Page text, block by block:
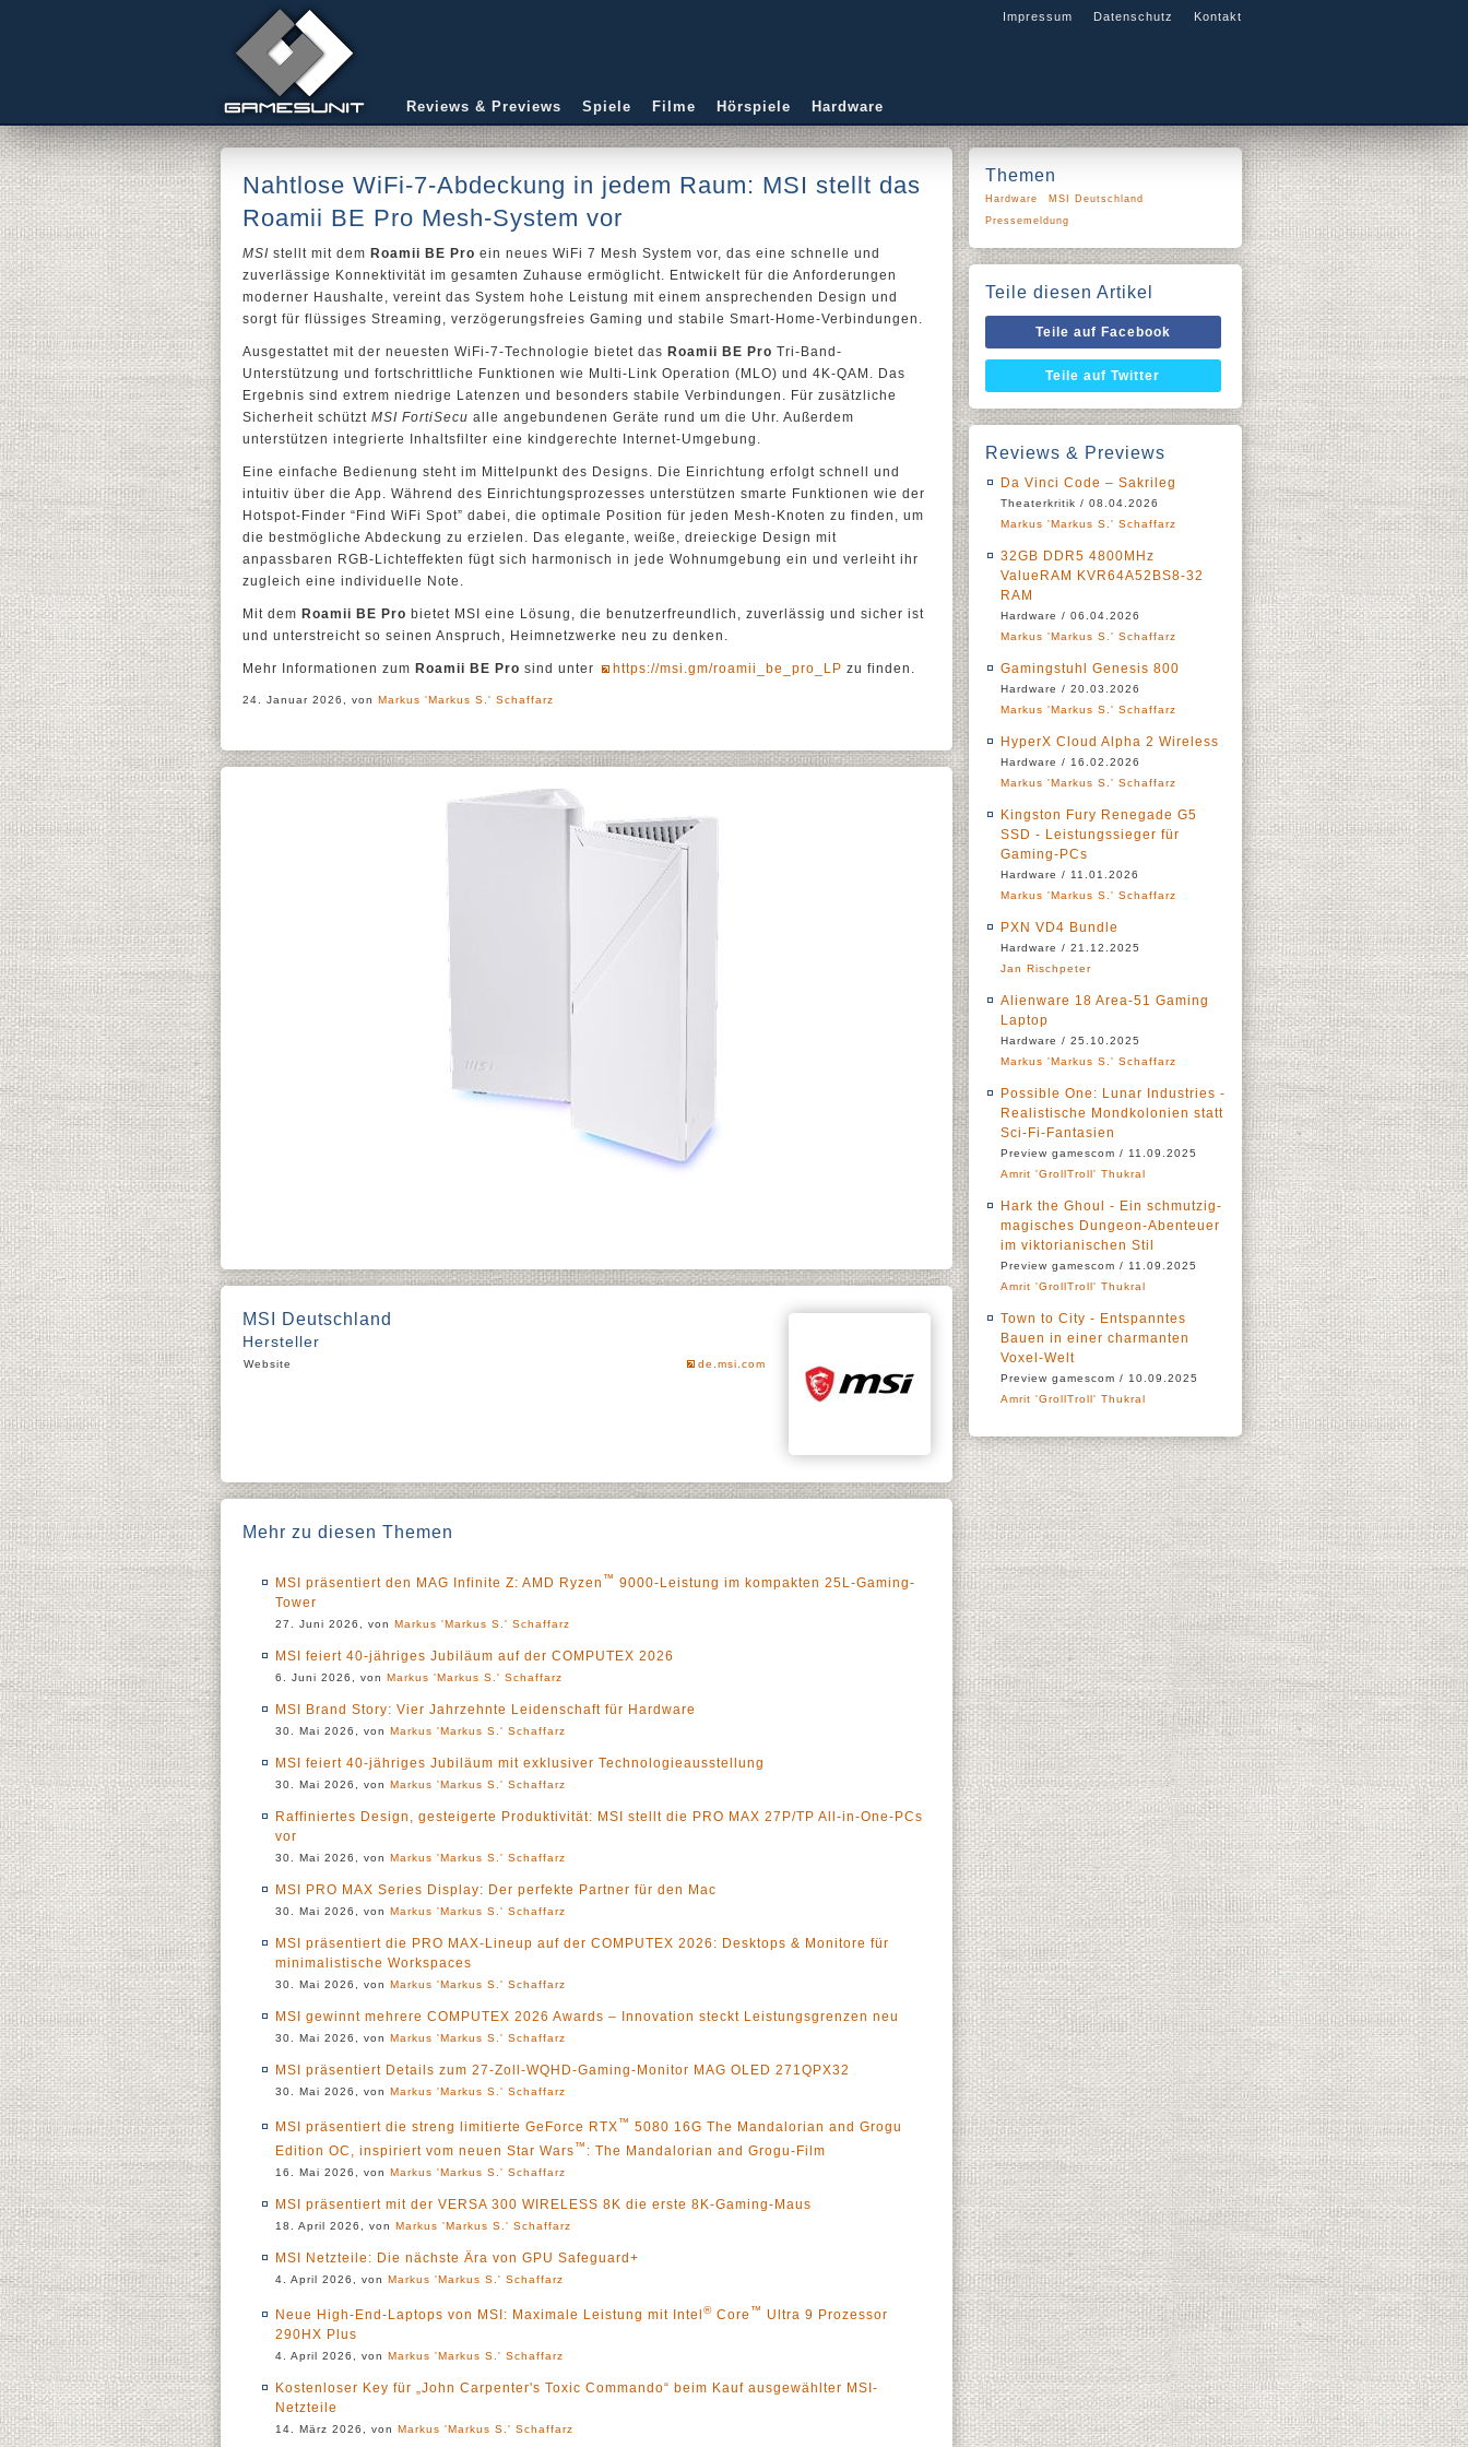
Impressum Datenschutz Kontakt
Reviews & Previews Spiele Filme Hörspiele Hardware
Nahtlose WiFi-7-Abdeckung in jedem Raum: MSI stellt das
Roamii BE Pro Mesh-System vor
MSI stellt mit dem Roamii BE Pro ein neues WiFi 7 Mesh System vor, das eine schnelle und
zuverlässige Konnektivität im gesamten Zuhause ermöglicht. Entwickelt für die Anforderungen
moderner Haushalte, vereint das System hohe Leistung mit einem ansprechenden Design und
sorgt für flüssiges Streaming, verzögerungsfreies Gaming und stabile Smart-Home-Verbindungen.
Ausgestattet mit der neuesten WiFi-7-Technologie bietet das Roamii BE Pro Tri-Band-
Unterstützung und fortschrittliche Funktionen wie Multi-Link Operation (MLO) und 4K-QAM. Das
Ergebnis sind extrem niedrige Latenzen und besonders stabile Verbindungen. Für zusätzliche
Sicherheit schützt MSI FortiSecu alle angebundenen Geräte rund um die Uhr. Außerdem
unterstützen integrierte Inhaltsfilter eine kindgerechte Internet-Umgebung.
Eine einfache Bedienung steht im Mittelpunkt des Designs. Die Einrichtung erfolgt schnell und
intuitiv über die App. Während des Einrichtungsprozesses unterstützen smarte Funktionen wie der
Hotspot-Finder “Find WiFi Spot” dabei, die optimale Position für jeden Mesh-Knoten zu finden, um
die bestmögliche Abdeckung zu erzielen. Das elegante, weiße, dreieckige Design mit
anpassbaren RGB-Lichteffekten fügt sich harmonisch in jede Wohnumgebung ein und verleiht ihr
zugleich eine individuelle Note.
Mit dem Roamii BE Pro bietet MSI eine Lösung, die benutzerfreundlich, zuverlässig und sicher ist
und unterstreicht so seinen Anspruch, Heimnetzwerke neu zu denken.
Mehr Informationen zum Roamii BE Pro sind unter https://msi.gm/roamii_be_pro_LP zu finden.
24. Januar 2026, von Markus 'Markus S.' Schaffarz
MSI Deutschland
Hersteller
Website de.msi.com
Mehr zu diesen Themen
MSI präsentiert den MAG Infinite Z: AMD Ryzen ™ 9000-Leistung im kompakten 25L-Gaming-
Tower
27. Juni 2026, von Markus 'Markus S.' Schaffarz
MSI feiert 40-jähriges Jubiläum auf der COMPUTEX 2026
6. Juni 2026, von Markus 'Markus S.' Schaffarz
MSI Brand Story: Vier Jahrzehnte Leidenschaft für Hardware
30. Mai 2026, von Markus 'Markus S.' Schaffarz
MSI feiert 40-jähriges Jubiläum mit exklusiver Technologieausstellung
30. Mai 2026, von Markus 'Markus S.' Schaffarz
Raffiniertes Design, gesteigerte Produktivität: MSI stellt die PRO MAX 27P/TP All-in-One-PCs
vor
30. Mai 2026, von Markus 'Markus S.' Schaffarz
MSI PRO MAX Series Display: Der perfekte Partner für den Mac
30. Mai 2026, von Markus 'Markus S.' Schaffarz
MSI präsentiert die PRO MAX-Lineup auf der COMPUTEX 2026: Desktops & Monitore für
minimalistische Workspaces
30. Mai 2026, von Markus 'Markus S.' Schaffarz
MSI gewinnt mehrere COMPUTEX 2026 Awards – Innovation steckt Leistungsgrenzen neu
30. Mai 2026, von Markus 'Markus S.' Schaffarz
MSI präsentiert Details zum 27-Zoll-WQHD-Gaming-Monitor MAG OLED 271QPX32
30. Mai 2026, von Markus 'Markus S.' Schaffarz
MSI präsentiert die streng limitierte GeForce RTX™ 5080 16G The Mandalorian and Grogu
Edition OC, inspiriert vom neuen Star Wars™ : The Mandalorian and Grogu-Film
16. Mai 2026, von Markus 'Markus S.' Schaffarz
MSI präsentiert mit der VERSA 300 WIRELESS 8K die erste 8K-Gaming-Maus
18. April 2026, von Markus 'Markus S.' Schaffarz
MSI Netzteile: Die nächste Ära von GPU Safeguard+
4. April 2026, von Markus 'Markus S.' Schaffarz
Neue High-End-Laptops von MSI: Maximale Leistung mit Intel ® Core ™
Ultra 9 Prozessor
290HX Plus
4. April 2026, von Markus 'Markus S.' Schaffarz
Kostenloser Key für „John Carpenter's Toxic Commando“ beim Kauf ausgewählter MSI-
Netzteile
14. März 2026, von Markus 'Markus S.' Schaffarz
Themen
Hardware
MSI Deutschland
Pressemeldung
Teile diesen Artikel
Teile auf Facebook
Teile auf Twitter
Reviews & Previews
Da Vinci Code – Sakrileg
Theaterkritik / 08.04.2026
Markus 'Markus S.' Schaffarz
32GB DDR5 4800MHz
ValueRAM KVR64A52BS8-32
RAM
Hardware / 06.04.2026
Markus 'Markus S.' Schaffarz
Gamingstuhl Genesis 800
Hardware / 20.03.2026
Markus 'Markus S.' Schaffarz
HyperX Cloud Alpha 2 Wireless
Hardware / 16.02.2026
Markus 'Markus S.' Schaffarz
Kingston Fury Renegade G5
SSD - Leistungssieger für
Gaming-PCs
Hardware / 11.01.2026
Markus 'Markus S.' Schaffarz
PXN VD4 Bundle
Hardware / 21.12.2025
Jan Rischpeter
Alienware 18 Area-51 Gaming
Laptop
Hardware / 25.10.2025
Markus 'Markus S.' Schaffarz
Possible One: Lunar Industries -
Realistische Mondkolonien statt
Sci-Fi-Fantasien
Preview gamescom / 11.09.2025
Amrit 'GrollTroll' Thukral
Hark the Ghoul - Ein schmutzig-
magisches Dungeon-Abenteuer
im viktorianischen Stil
Preview gamescom / 11.09.2025
Amrit 'GrollTroll' Thukral
Town to City - Entspanntes
Bauen in einer charmanten
Voxel-Welt
Preview gamescom / 10.09.2025
Amrit 'GrollTroll' Thukral